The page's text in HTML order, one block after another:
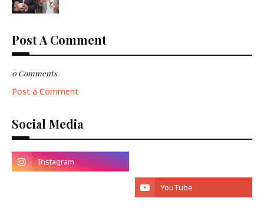
Post A Comment
0 Comments
Post a Comment
Social Media